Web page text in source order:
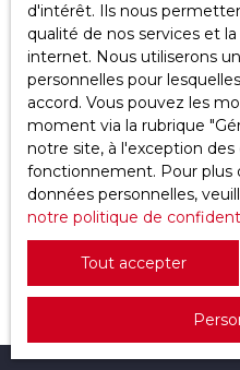
Budget max (€)
189 900€
Magasin, boutique à
95610
98.1m²
Éragny
Saisissez l’opportunité
professionnalisme et
Eragny. Une affaire
une exploitation
d'intérêt. Ils nous
qualité de nos services et
internet. Nous utiliserons
personnelles pour
accord. Vous pouvez les
moment via la rubrique
notre site, à l'exception des
fonctionnement. Pour plus
données personnelles,
notre politique de
Tout accepter